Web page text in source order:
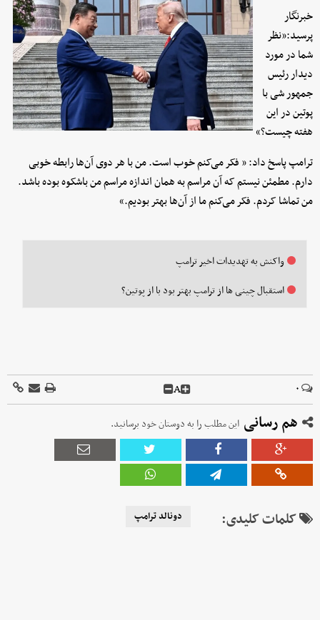
خبرنگار
پرسید:«نظر
شما در مورد
دیدار رئیس
جمهور شی با
پوتین در این
هفته چیست؟»
ترامپ پاسخ داد: « فکر می‌کنم خوب است. من با هر دوی آن‌ها رابطه خوبی
دارم. مطمئن نیستم که آن مراسم به همان اندازه مراسم من باشکوه بوده باشد.
من تماشا کردم. فکر می‌کنم ما از آن‌ها بهتر بودیم.»
واکنش به تهدیدات اخیر ترامپ
استقبال چینی ها از ترامپ بهتر بود با از پوتین؟
۰ A
هم رسانی این مطلب را به دوستان خود برسانید.
کلمات کلیدی: دونالد ترامپ